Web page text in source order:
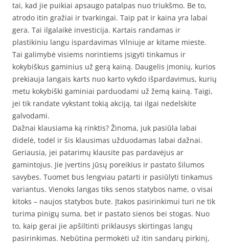
tai, kad jie puikiai apsaugo patalpas nuo triukšmo. Be to,
atrodo itin gražiai ir tvarkingai. Taip pat ir kaina yra labai
gera. Tai ilgalaikė investicija. Kartais randamas ir
plastikiniu langu ispardavimas Vilniuje ar kitame mieste.
Tai galimybė visiems norintiems įsigyti tinkamus ir
kokybiškus gaminius už gerą kainą. Daugelis įmonių, kurios
prekiauja langais karts nuo karto vykdo išpardavimus, kurių
metu kokybiški gaminiai parduodami už žemą kainą. Taigi,
jei tik randate vykstant tokią akciją, tai ilgai nedelskite
galvodami.
Dažnai klausiama ką rinktis? Žinoma, juk pasiūla labai
didelė, todėl ir šis klausimas užduodamas labai dažnai.
Geriausia, jei patarimų klausite pas pardavėjus ar
gamintojus. Jie įvertins jūsų poreikius ir pastato šilumos
savybes. Tuomet bus lengviau patarti ir pasiūlyti tinkamus
variantus. Vienoks langas tiks senos statybos name, o visai
kitoks – naujos statybos bute. Įtakos pasirinkimui turi ne tik
turima pinigų suma, bet ir pastato sienos bei stogas. Nuo
to, kaip gerai jie apšiltinti priklausys skirtingas langų
pasirinkimas. Nebūtina permokėti už itin sandarų pirkinį,